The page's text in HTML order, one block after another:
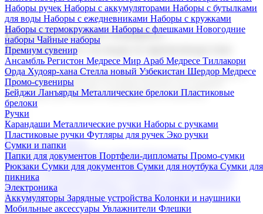
Наборы ручек Наборы с аккумуляторами Наборы с бутылками
для воды Наборы с ежедневниками Наборы с кружками
Наборы с термокружками Наборы с флешками Новогодние
наборы Чайные наборы
Премиум сувенир
Ансамбль Регистон Медресе Мир Араб Медресе Тиллакори
Орда Худояр-хана Стелла новый Узбекистан Шердор Медресе
Промо-сувениры
Бейджи Ланъярды Металлические брелоки Пластиковые
брелоки
Ручки
Карандаши Металлические ручки Наборы с ручками
Пластиковые ручки Футляры для ручек Эко ручки
Сумки и папки
Папки для документов Портфели-дипломаты Промо-сумки
Рюкзаки Сумки для документов Сумки для ноутбука Сумки для
пикника
Электроника
Аккумуляторы Зарядные устройства Колонки и наушники
Мобильные аксессуары Увлажнители Флешки
Корпоративные подарки
Поставка со склада и производство
Мы предлагаем широкий выбор корпоративных подарков и
сувениров с логотипом. В нашем каталоге вы найдете
продукцию для бизнеса, мероприятия и клиентов.
Подарочные наборы
Бизнес наборыКофейные наборы Кошельки
Наборы из кожиНаборы ручекНаборы с аккумуляторами
Наборы с бутылками для воды
Наборы с ежедневниками
Наборы с кружками
флешкамиНовогодние наборыЧайные наборы